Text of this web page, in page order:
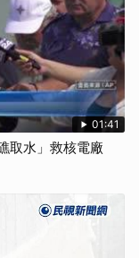
01:41
取水」救核電廠